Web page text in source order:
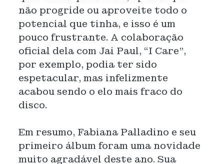
não progride ou aproveite todo o
potencial que tinha, e isso é um
pouco frustrante. A colaboração
oficial dela com Jai Paul, “I Care”,
por exemplo, podia ter sido
espetacular, mas infelizmente
acabou sendo o elo mais fraco do
disco.
Em resumo, Fabiana Palladino e seu
primeiro álbum foram uma novidade
muito agradável deste ano. Sua